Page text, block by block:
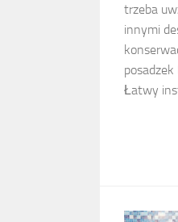
trzeba
innymi
Łatwy